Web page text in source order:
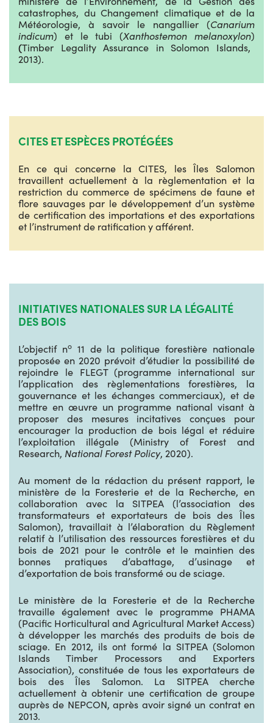
catastrophes, du Changement climatique et de la
Météorologie, à savoir le nangallier (Canarium
indicum) et le tubi (Xanthostemon melanoxylon)
(Timber Legality Assurance in Solomon Islands,
2013).
CITES ET ESPÈCES PROTÉGÉES
En ce qui concerne la CITES, les Îles Salomon
travaillent actuellement à la règlementation et la
restriction du commerce de spécimens de faune et
flore sauvages par le développement d’un système
de certification des importations et des exportations
et l’instrument de ratification y afférent.
INITIATIVES NATIONALES SUR LA LÉGALITÉ
DES BOIS
L’objectif no11 de la politique forestière nationale
proposée en 2020 prévoit d’étudier la possibilité de
rejoindre le FLEGT (programme international sur
l’application des règlementations forestières, la
gouvernance et les échanges commerciaux), et de
mettre en œuvre un programme national visant à
proposer des mesures incitatives conçues pour
encourager la production de bois légal et réduire
l’exploitation illégale (Ministry of Forest and
Research, National Forest Policy, 2020).
Au moment de la rédaction du présent rapport, le
ministère de la Foresterie et de la Recherche, en
collaboration avec la SITPEA (l’association des
transformateurs et exportateurs de bois des Îles
Salomon), travaillait à l’élaboration du Règlement
relatif à l’utilisation des ressources forestières et du
bois de 2021 pour le contrôle et le maintien des
bonnes pratiques d’abattage, d’usinage et
d’exportation de bois transformé ou de sciage.
Le ministère de la Foresterie et de la Recherche
travaille également avec le programme PHAMA
(Pacific Horticultural and Agricultural Market Access)
à développer les marchés des produits de bois de
sciage. En 2012, ils ont formé la SITPEA (Solomon
Islands Timber Processors and Exporters
Association), constituée de tous les exportateurs de
bois des Îles Salomon. La SITPEA cherche
actuellement à obtenir une certification de groupe
auprès de NEPCON, après avoir signé un contrat en
2013.